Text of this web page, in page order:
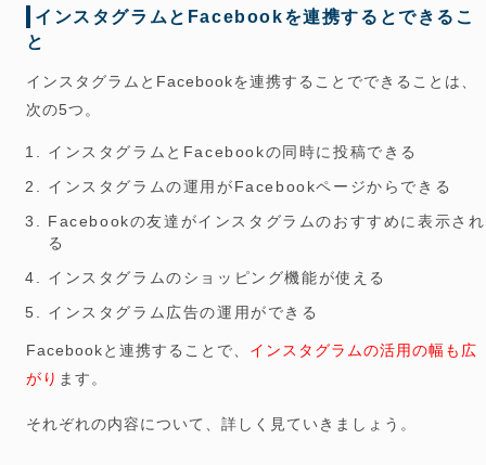
インスタグラムとFacebookを連携するとできるこ
と
インスタグラムとFacebookを連携することでできることは、
次の5つ。
インスタグラムとFacebookの同時に投稿できる
インスタグラムの運用がFacebookページからできる
Facebookの友達がインスタグラムのおすすめに表示され
る
インスタグラムのショッピング機能が使える
インスタグラム広告の運用ができる
Facebookと連携することで、 インスタグラムの活用の幅も広
がり ます。
それぞれの内容について、詳しく見ていきましょう。